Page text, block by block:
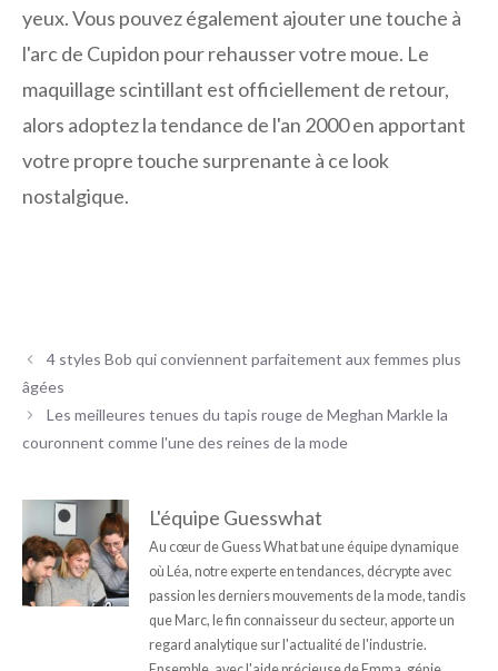
yeux. Vous pouvez également ajouter une touche à
l'arc de Cupidon pour rehausser votre moue. Le
maquillage scintillant est officiellement de retour,
alors adoptez la tendance de l'an 2000 en apportant
votre propre touche surprenante à ce look
nostalgique.
4 styles Bob qui conviennent parfaitement aux femmes plus
âgées
Les meilleures tenues du tapis rouge de Meghan Markle la
couronnent comme l'une des reines de la mode
L'équipe Guesswhat
Au cœur de Guess What bat une équipe dynamique
où Léa, notre experte en tendances, décrypte avec
passion les derniers mouvements de la mode, tandis
que Marc, le fin connaisseur du secteur, apporte un
regard analytique sur l'actualité de l'industrie.